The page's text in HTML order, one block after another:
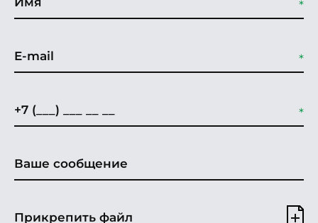
Прикрепить файл